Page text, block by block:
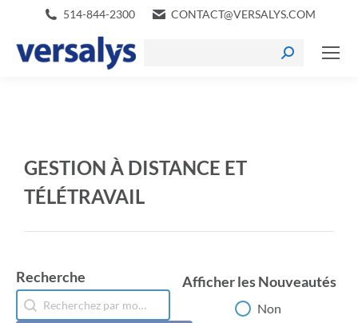
514-844-2300 CONTACT@VERSALYS.COM
GESTION À DISTANCE ET
TÉLÉTRAVAIL
Recherche
Recherche
Recherche
Afficher les Nouveautés
Afficher les Nouveautés
Non